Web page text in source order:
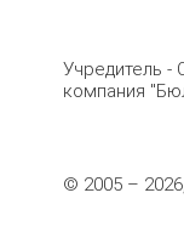
Учредитель -
компания
© 2005 –